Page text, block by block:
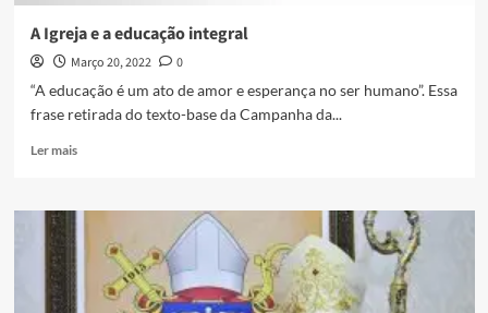
A Igreja e a educação integral
Março 20, 2022
0
“A educação é um ato de amor e esperança no ser humano”. Essa
frase retirada do texto-base da Campanha da...
Ler mais